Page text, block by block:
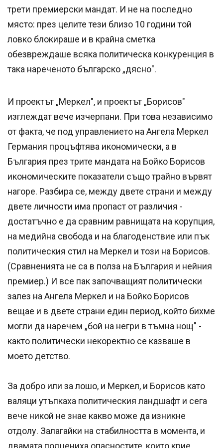
трети премиерски мандат. И не на последно
място: през целите тези близо 10 години той
ловко блокираше и в крайна сметка
обезвреждаше всяка политическа конкуренция в
така нареченото българско „дясно".
И проектът „Меркел", и проектът „Борисов"
изглеждат вече изчерпани. При това независимо
от факта, че под управлението на Ангела Меркел
Германия процъфтява икономически, а в
България през трите мандата на Бойко Борисов
икономическите показатели също трайно вървят
нагоре. Разбира се, между двете страни и между
двете личности има пропаст от различия -
достатъчно е да сравним равнищата на корупция,
на медийна свобода и на благоденствие или пък
политическия стил на Меркел и този на Борисов.
(Сравненията не са в полза на България и нейния
премиер.) И все пак започващият политически
залез на Ангела Меркел и на Бойко Борисов
вещае и в двете страни един период, който бихме
могли да наречем „бой на негри в тъмна нощ" -
както политически некоректно се казваше в
моето детство.
За добро или за лошо, и Меркел, и Борисов като
валяци утъпкаха политическия ландшафт и сега
вече никой не знае какво може да изникне
отдолу. Залагайки на стабилността в момента, и
двамата подцениха опасностите, които крие